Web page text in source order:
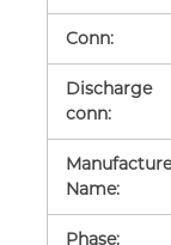
Conn:
Discharge
conn:
Name:
Phase: